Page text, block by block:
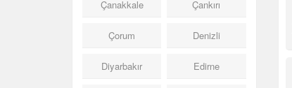
Çanakkale Çankırı
Çorum Denizli
Diyarbakır Edirne